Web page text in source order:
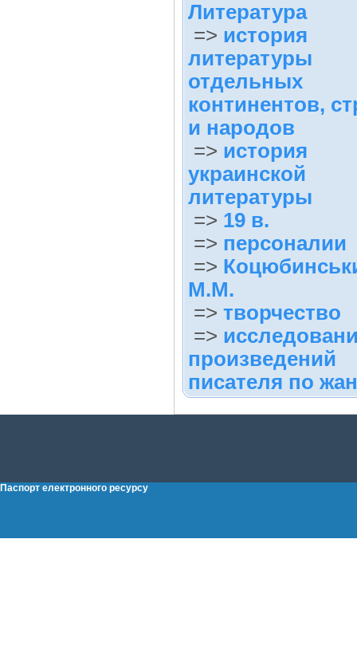
Литература
=> история
литературы
отдельных
континентов,
и народов
=> история
украинской
литературы
=> 19 в.
=> персоналии
=>
М.М.
=> творчество
=>
произведений
писателя по
Паспорт електронного ресурсу